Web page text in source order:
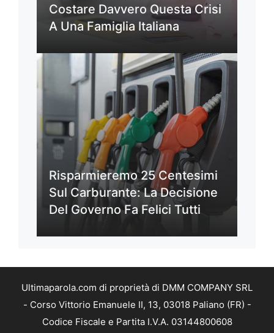
Costare Davvero Questa Crisi
A Una Famiglia Italiana
Risparmieremo 25 Centesimi
Sul Carburante: La Decisione
Del Governo Fa Felici Tutti
Ultimaparola.com di proprietà di DMM COMPANY SRL
- Corso Vittorio Emanuele II, 13, 03018 Paliano (FR) -
Codice Fiscale e Partita I.V.A. 03144800608